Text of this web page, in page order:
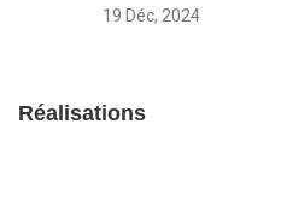
19 Déc, 2024
Réalisations